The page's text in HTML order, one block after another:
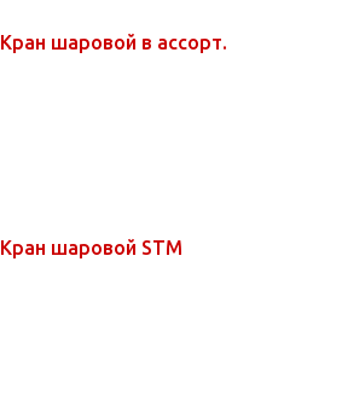
Кран шаровой в ассорт.
Кран шаровой STM